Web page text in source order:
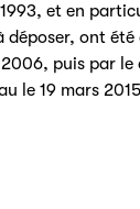
et en
déposer, ont été
puis par le
le 19 mars